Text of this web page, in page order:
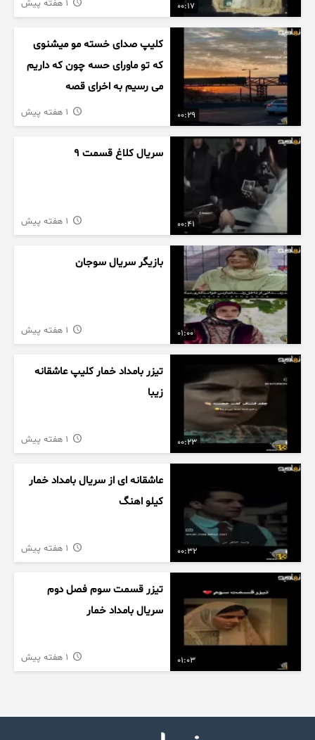
00:17
00:29
کلیپ صدای خسته مو میشنوی
که تو ماورای حسه چون که داریم
می رسیم به اخرای قصه
00:41
سریال کلاغ قسمت 9
01:00
بازیگر سریال سوجان
00:23
تیزر بامداد خمار کلیپ عاشقانه
زیبا
00:32
عاشقانه ای از سریال بامداد خمار
کیلو اهنگ
01:03
تیزر قسمت سوم فصل دوم
سریال بامداد خمار